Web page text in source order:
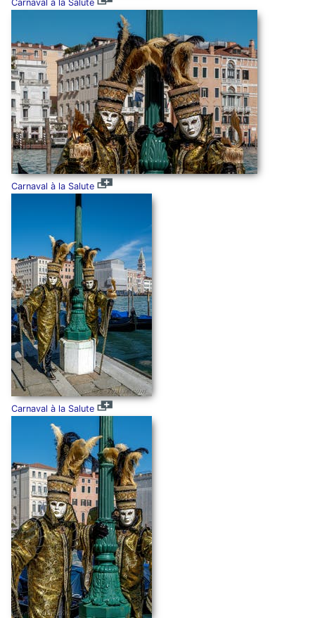
Carnaval à la Salute
Carnaval à la Salute
Carnaval à la Salute